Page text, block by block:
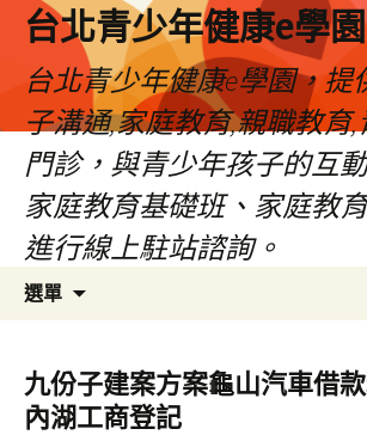
台北青少年健康e學園
台北青少年健康e學園，提
子溝通,家庭教育,親職教育
門診，與青少年孩子的互
家庭教育基礎班、家庭教
進行線上駐站諮詢。
選單
容
九份子建案方案龜山汽車借
內湖工商登記